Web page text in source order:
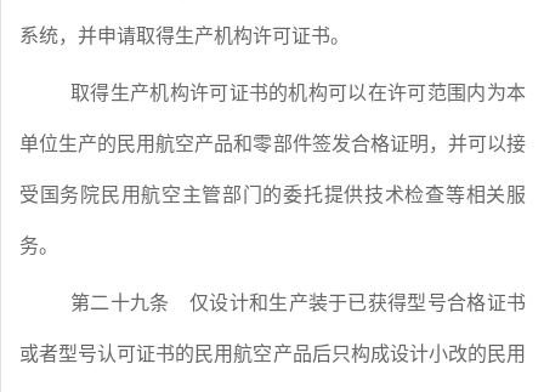
系统，并申请取得生产机构许可证书。
取得生产机构许可证书的机构可以在许可范围内为本
单位生产的民用航空产品和零部件签发合格证明，并可以接
受国务院民用航空主管部门的委托提供技术检查等相关服
务。
第二十九条 仅设计和生产装于已获得型号合格证书
或者型号认可证书的民用航空产品后只构成设计小改的民用